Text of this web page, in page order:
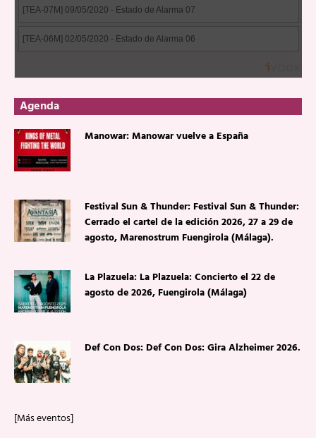
Agenda
Manowar: Manowar vuelve a España
Festival Sun & Thunder: Festival Sun & Thunder:
Cerrado el cartel de la edición 2026, 27 a 29 de
agosto, Marenostrum Fuengirola (Málaga).
La Plazuela: La Plazuela: Concierto el 22 de
agosto de 2026, Fuengirola (Málaga)
Def Con Dos: Def Con Dos: Gira Alzheimer 2026.
[Más eventos]